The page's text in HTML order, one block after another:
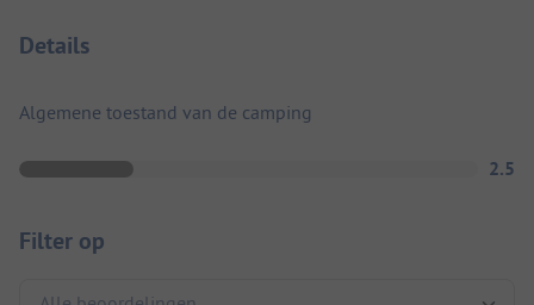
Details
Algemene toestand van de camping
2.5
Filter op